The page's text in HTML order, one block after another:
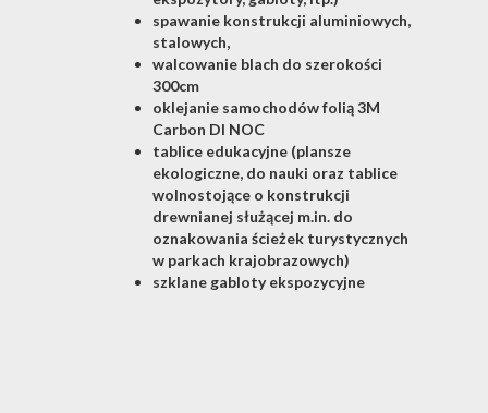
spawanie konstrukcji aluminiowych,
stalowych,
walcowanie blach do szerokości
300cm
oklejanie samochodów folią 3M
Carbon DI NOC
tablice edukacyjne (plansze
ekologiczne, do nauki oraz tablice
wolnostojące o konstrukcji
drewnianej służącej m.in. do
oznakowania ścieżek turystycznych
w parkach krajobrazowych)
szklane gabloty ekspozycyjne